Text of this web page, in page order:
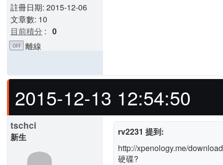
註冊日期: 2015-12-06
文章數: 10
目前積分 : 0
離線
2015-12-13 12:54:50
tschci
新生
rv2231 提到:
http://xpenology.me/
硬碟?